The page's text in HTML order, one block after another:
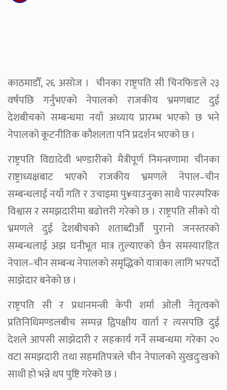
काठमाडौँ, २६ असोज । चीनका राष्ट्रपति सी चिनफिङले २३
वर्षपछि गर्नुभएको नेपालको राजकीय भ्रमणबाट दुई
देशबीचको सम्बन्धमा नयाँ अध्याय प्रारम्भ भएको छ भने
नेपालको कूटनीतिक कौशलता पनि प्रदर्शन भएको छ ।
राष्ट्रपति विद्यादेवी भण्डारीको मैत्रीपूर्ण निमन्त्रणामा चीनका
राष्ट्राध्यक्षबाट भएकोे राजकीय भ्रमणले नेपाल–चीन
सम्बन्धलाई नयाँ गति र उचाइमा पु¥याउनुका साथै पारस्परिक
विश्वास र समझदारीमा बढोत्तरी गरेको छ । राष्ट्रपति सीको यो
भ्रमणले दुई देशबीचको शताब्दीऔँ पुरानो जनस्तरको
सम्बन्धलाई अझ घनीभूत मात्र तुल्याएको छैन समस्यारहित
नेपाल–चीन सम्बन्ध नेपालको समृद्धिको यात्राका लागि भरपर्दो
साझेदार बनेको छ ।
राष्ट्रपति सी र प्रधानमन्त्री केपी शर्मा ओली नेतृत्वको
प्रतिनिधिमण्डलबीच सम्पन्न द्विपक्षीय वार्ता र त्यसपछि दुई
देशले आपसी साझेदारी र सहकार्य गर्ने सम्बन्धमा गरेका २०
वटा समझदारी तथा सहमतिपत्रले चीन नेपालको सुखदुःखको
साथी हो भन्ने थप पुष्टि गरेको छ ।